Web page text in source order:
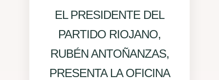
EL PRESIDENTE DEL
PARTIDO RIOJANO,
RUBÉN ANTOÑANZAS,
PRESENTA LA OFICINA